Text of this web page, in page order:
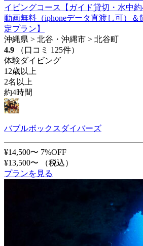
イビングコース【ガイド貸切・水中
動画無料（iphoneデータ直渡し可）
定プラン】
沖縄県 > 北谷・沖縄市 > 北谷町
4.9
（口コミ 125件）
体験ダイビング
12歳以上
2名以上
約4時間
バブルボックスダイバーズ
¥14,500〜 7%OFF
¥13,500〜
（税込）
プランを見る